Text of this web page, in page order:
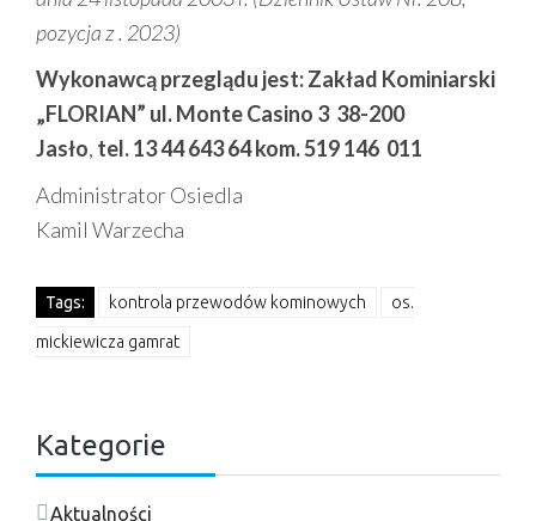
pozycja z . 2023)
Wykonawcą przeglądu jest: Zakład Kominiarski
„FLORIAN” ul. Monte Casino 3 38-200
Jasło, tel. 13 44 643 64 kom. 519 146 011
Administrator Osiedla
Kamil Warzecha
Tags: kontrola przewodów kominowych os.
mickiewicza gamrat
Kategorie
Aktualności